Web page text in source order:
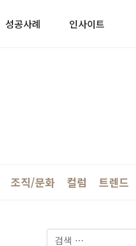
성공사례 인사이트
조직/문화 컬럼 트렌드